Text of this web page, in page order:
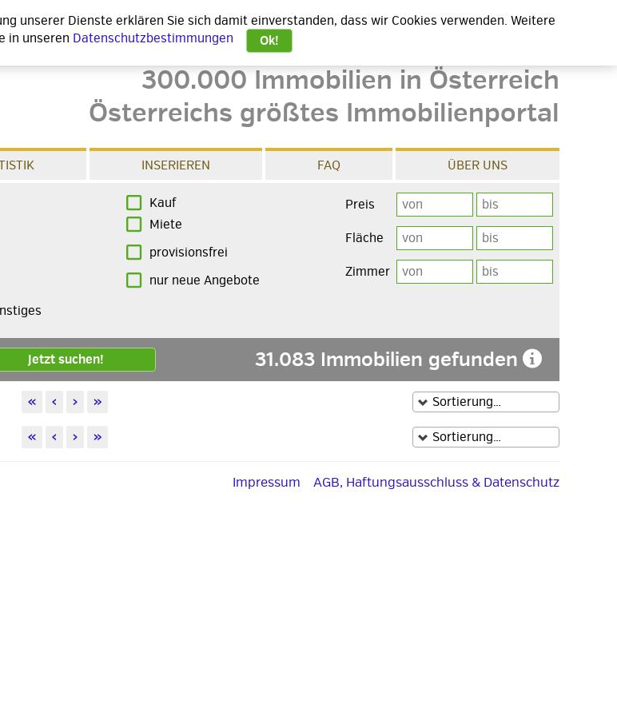
300.000 Immobilien in Österreich
Österreichs größtes Immobilienportal
INSERIEREN FAQ ÜBER UNS
Kauf
Miete
provisionsfrei
nur neue Angebote
Preis
Fläche
Zimmer
Jetzt suchen! 31.083 Immobilien gefunden
« ‹ › »
« ‹ › »
Impressum AGB, Haftungsausschluss & Datenschutz
unserer Dienste erklären Sie sich damit einverstanden, dass wir Cookies verwenden. Weitere
in unseren Datenschutzbestimmungen Ok!